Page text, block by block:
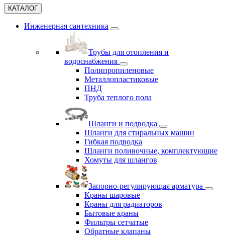
КАТАЛОГ
Инженерная сантехника
Трубы для отопления и
водоснабжения
Полипропиленовые
Металлопластиковые
ПНД
Труба теплого пола
Шланги и подводка
Шланги для стиральных машин
Гибкая подводка
Шланги поливочные, комплектующие
Хомуты для шлангов
Запорно-регулирующая арматура
Краны шаровые
Краны для радиаторов
Бытовые краны
Фильтры сетчатые
Обратные клапаны